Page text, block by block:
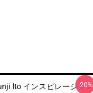
Ito インスピレーション
-20%